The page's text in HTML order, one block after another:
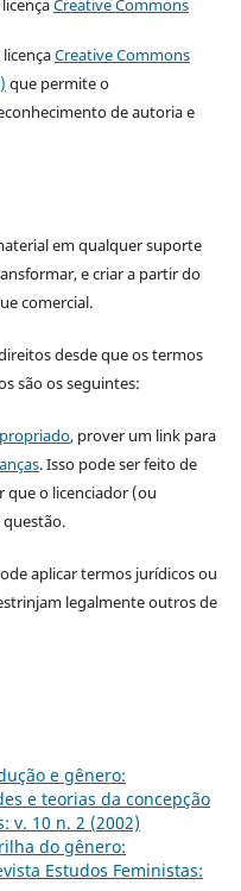
Creative Commons
Creative Commons
que permite o
de autoria e
em qualquer suporte
e criar a partir do
comercial.
desde que os termos
são os seguintes:
, prover um link para
. Isso pode ser feito de
que o licenciador (ou
aplicar termos jurídicos ou
legalmente outros de
e gênero:
e teorias da concepção
v. 10 n. 2 (2002)
do gênero:
Estudos Feministas: